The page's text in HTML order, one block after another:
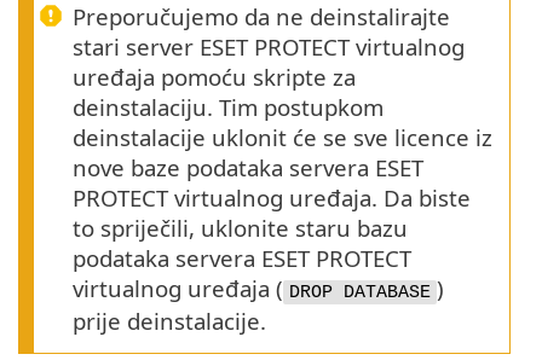
Preporučujemo da ne deinstalirajte
stari server ESET PROTECT virtualnog
uređaja pomoću skripte za
deinstalaciju. Tim postupkom
deinstalacije uklonit će se sve licence iz
nove baze podataka servera ESET
PROTECT virtualnog uređaja. Da biste
to spriječili, uklonite staru bazu
podataka servera ESET PROTECT
virtualnog uređaja ( DROP DATABASE )
prije deinstalacije.